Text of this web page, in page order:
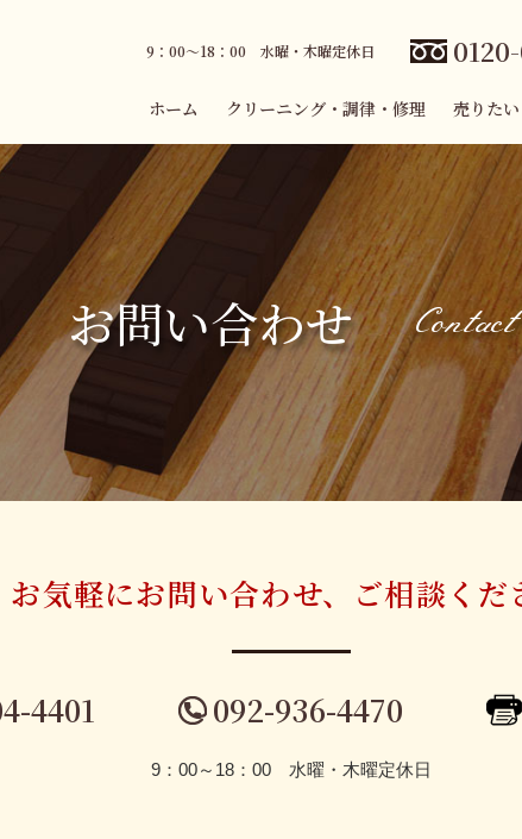
9：00～18：00 水曜・木曜定休日
ホーム クリーニング・調律・修理 売りた
お問い合わせ Contact
お気軽にお問い合わせ、 ご相談くだ
4401 092-936-4470
9：00～18：00 水曜・木曜定休日